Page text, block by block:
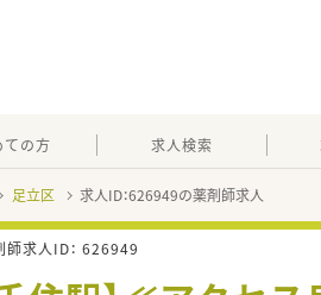
ての方 求人検索
足立区 求人ID：626949の薬剤師求人
師求人ID： 626949